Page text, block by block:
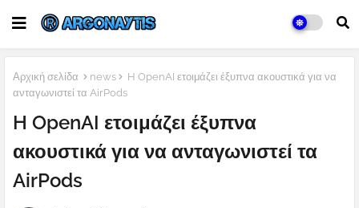
Αρχική σελίδα news
H OpenAI ετοιμάζει έξυπνα ακουστικά για να
ανταγωνιστεί τα AirPods
H OpenAI ετοιμάζει έξυπνα
ακουστικά για να ανταγωνιστεί τα
AirPods